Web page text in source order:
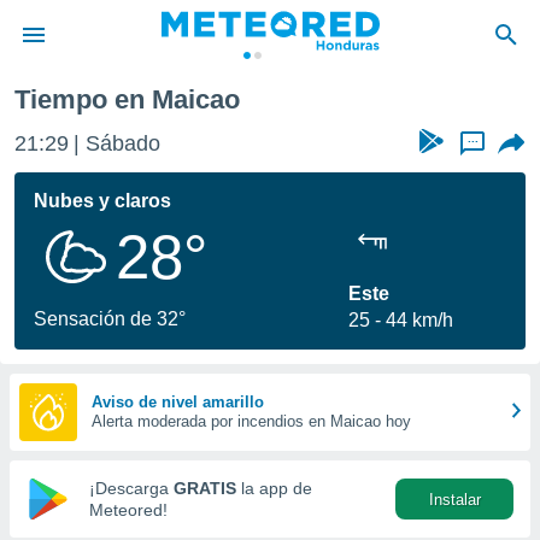
de
ha sido
calidad.
a este
las
y
forma
digital
basada
Tiempo en Maicao
21:29 Sábado ...
Nubes y claros
28°
Sensación de 32°
Este
25
44 km/h
Aviso de nivel amarillo
Alerta moderada por incendios en Maicao hoy
¡Descarga GRATIS la app de
Meteored!
Instalar